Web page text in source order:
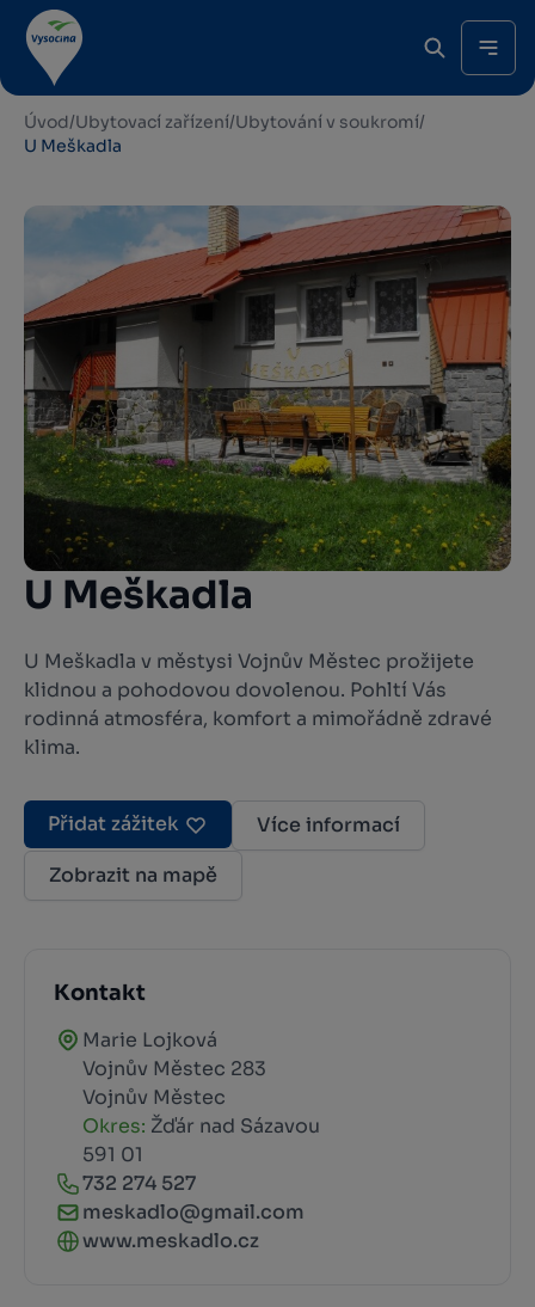
Úvod/Ubytovací zařízení/Ubytování v soukromí/
U Meškadla
U Meškadla
U Meškadla v městysi Vojnův Městec prožijete
klidnou a pohodovou dovolenou. Pohltí Vás
rodinná atmosféra, komfort a mimořádně zdravé
klima.
Přidat zážitek
Více informací
Zobrazit na mapě
Kontakt
Marie Lojková
Vojnův Městec 283
Vojnův Městec
Okres: Žďár nad Sázavou
591 01
732 274 527
meskadlo@gmail.com
www.meskadlo.cz